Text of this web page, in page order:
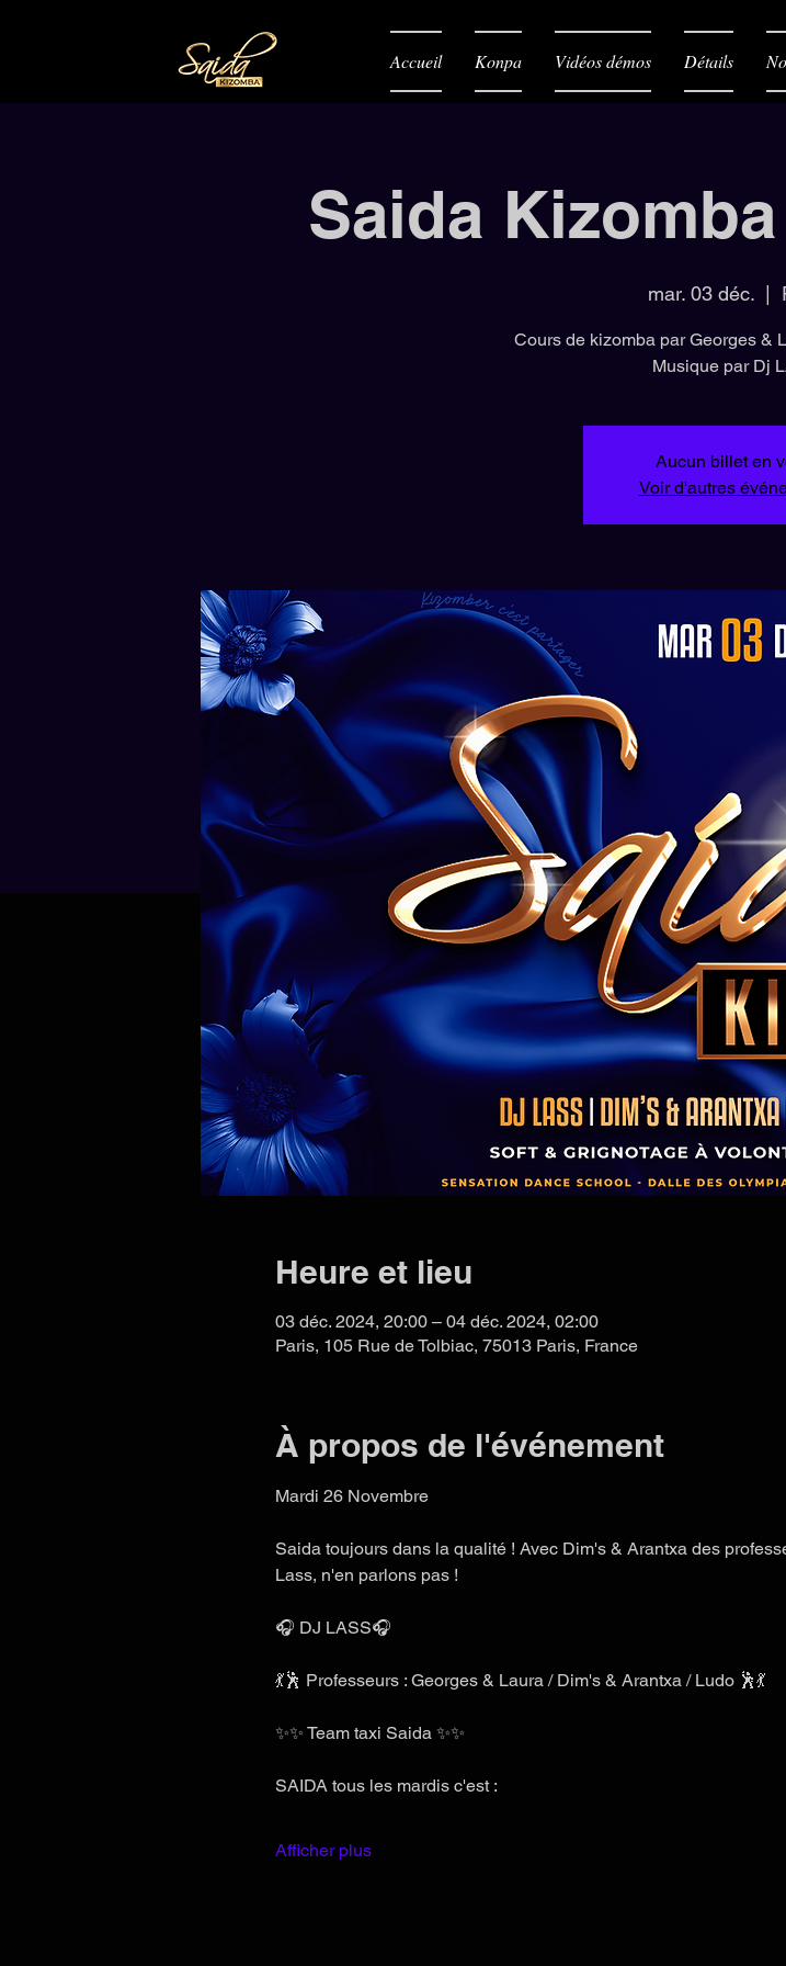
Accueil Konpa Vidéos démos Détails
Saida
mar. 03 déc.
  |
Cours de kizomba par Georges &
Musique par Dj
Aucun billet en
Voir d'autres
Heure et lieu
03 déc. 2024, 20:00 – 04 déc. 2024, 02:00
Paris, 105 Rue de Tolbiac, 75013 Paris, France
À propos de l'événement
Mardi 26 Novembre
Saida toujours dans la qualité ! Avec Dim's & Arantxa des
Lass, n'en parlons pas !
🎧 DJ LASS🎧
💃🕺 Professeurs : Georges & Laura / Dim's & Arantxa / Ludo 🕺💃
✨✨ Team taxi Saida ✨✨
SAIDA tous les mardis c'est :
Afficher plus